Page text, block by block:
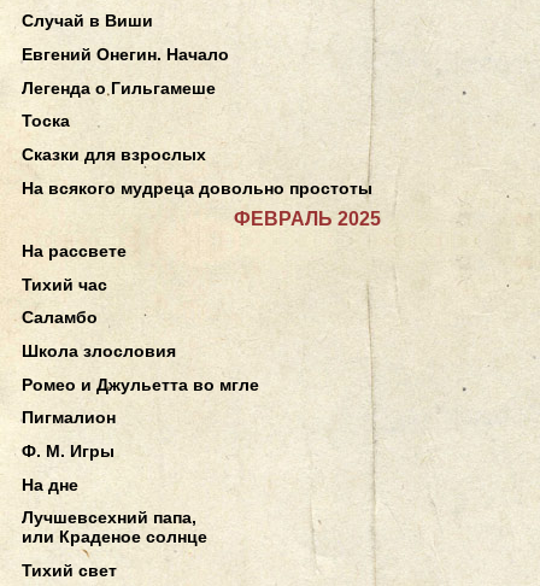
Случай в Виши
Евгений Онегин. Начало
Легенда о Гильгамеше
Тоска
Сказки для взрослых
На всякого мудреца довольно простоты
ФЕВРАЛЬ 2025
На рассвете
Тихий час
Саламбо
Школа злословия
Ромео и Джульетта во мгле
Пигмалион
Ф. М. Игры
На дне
Лучшевсехний папа,
или Краденое солнце
Тихий свет